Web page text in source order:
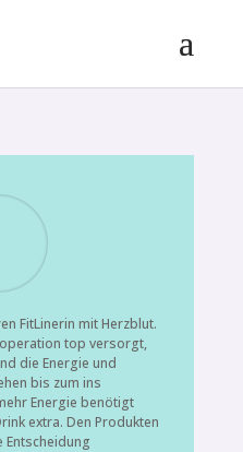
FitLinerin mit Herzblut.
top versorgt,
die Energie und
bis zum ins
Energie benötigt
extra. Den Produkten
Entscheidung